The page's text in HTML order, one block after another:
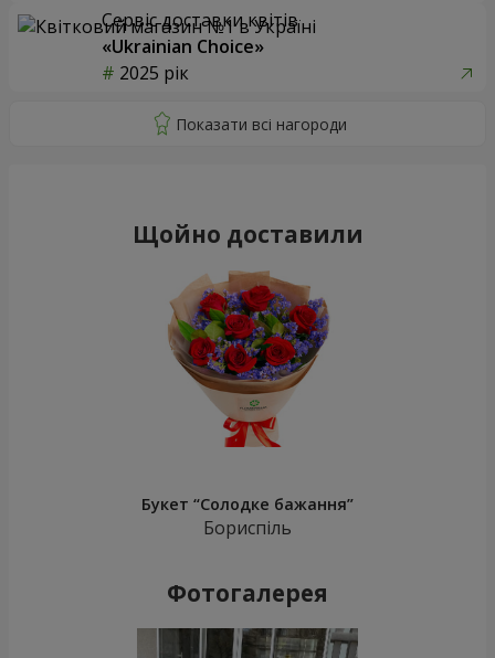
Сервіс доставки квітів
«Ukrainian Choice»
2025 рік
Щойно доставили
Букет “Солодке бажання”
Бориспіль
Фотогалерея